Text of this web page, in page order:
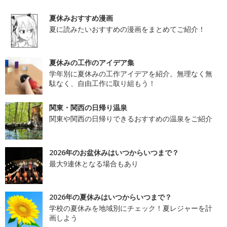
夏休みおすすめ漫画
夏に読みたいおすすめの漫画をまとめてご紹介！
夏休みの工作のアイデア集
学年別に夏休みの工作アイデアを紹介。無理なく無
駄なく、自由工作に取り組もう！
関東・関西の日帰り温泉
関東や関西の日帰りできるおすすめの温泉をご紹介
2026年のお盆休みはいつからいつまで？
最大9連休となる場合もあり
2026年の夏休みはいつからいつまで？
学校の夏休みを地域別にチェック！夏レジャーを計
画しよう